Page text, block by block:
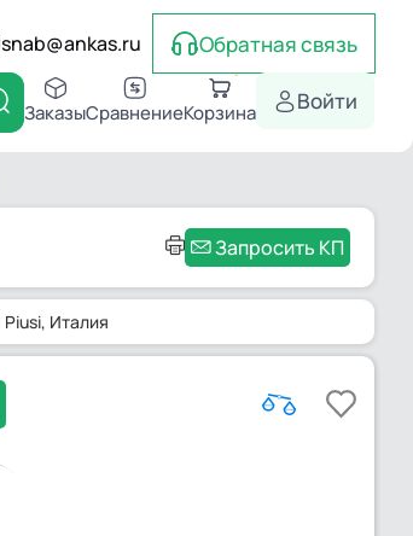
snab@ankas.ru Обратная связь
ЗаказыСравнениеКорзина Войти
Запросить КП
Piusi, Италия